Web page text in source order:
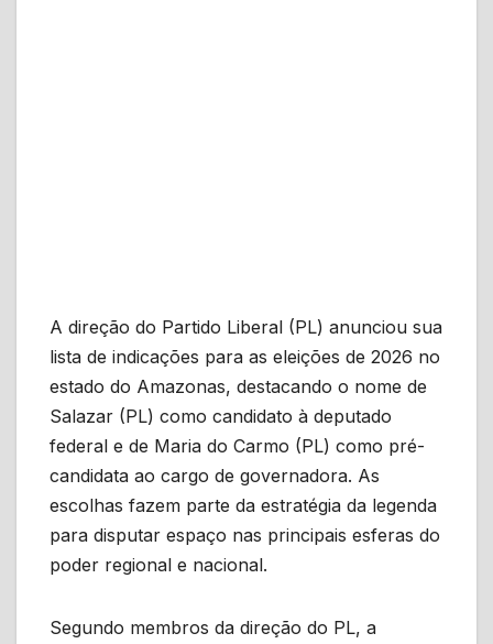
A direção do Partido Liberal (PL) anunciou sua
lista de indicações para as eleições de 2026 no
estado do Amazonas, destacando o nome de
Salazar (PL) como candidato à deputado
federal e de Maria do Carmo (PL) como pré-
candidata ao cargo de governadora. As
escolhas fazem parte da estratégia da legenda
para disputar espaço nas principais esferas do
poder regional e nacional.
Segundo membros da direção do PL, a